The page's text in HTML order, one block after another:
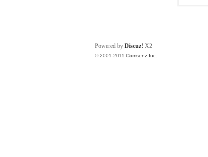
Powered by Discuz! X2
© 2001-2011 Comsenz Inc.